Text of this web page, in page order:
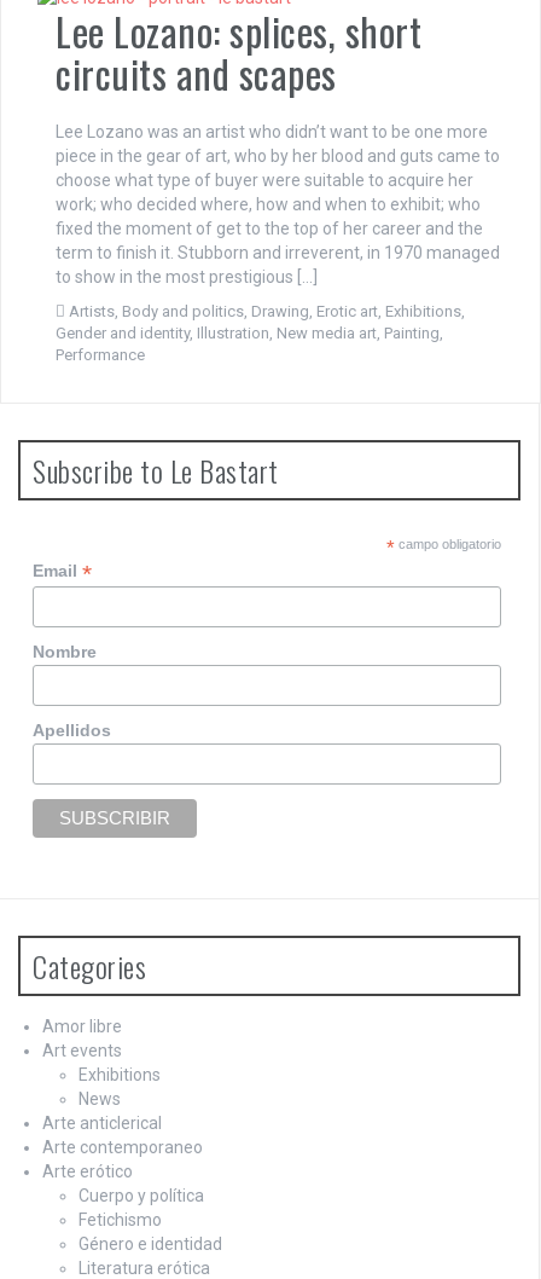
Lee Lozano: splices, short
circuits and scapes
Lee Lozano was an artist who didn’t want to be one more
piece in the gear of art, who by her blood and guts came to
choose what type of buyer were suitable to acquire her
work; who decided where, how and when to exhibit; who
fixed the moment of get to the top of her career and the
term to finish it. Stubborn and irreverent, in 1970 managed
to show in the most prestigious […]
Artists Body and politics Drawing Erotic art Exhibitions
Gender and identity, Illustration New media art Painting
Performance
Subscribe to Le Bastart
*campo obligatorio
Email*
Nombre
Apellidos
Categories
Amor libre
Art events
Exhibitions
News
Arte anticlerical
Arte contemporaneo
Arte erótico
Cuerpo y política
Fetichismo
Género e identidad
Literatura erótica